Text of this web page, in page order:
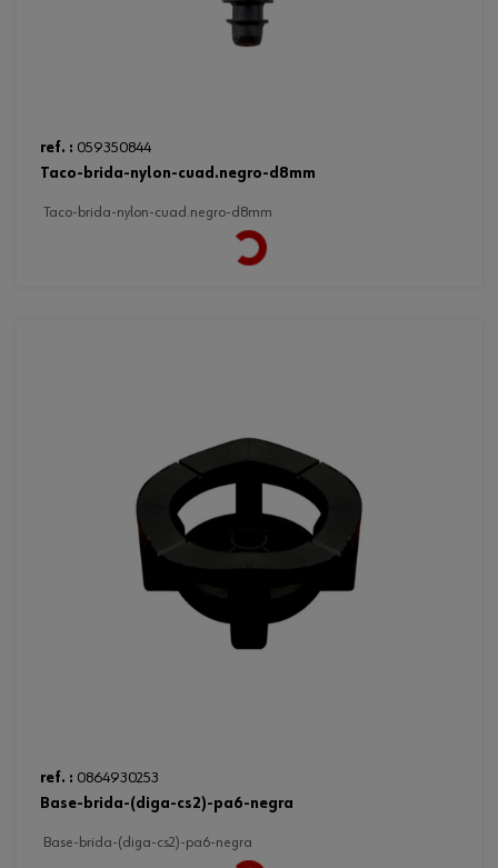
ref. : 059350844
taco-brida-nylon-cuad.negro-d8mm
taco-brida-nylon-cuad.negro-d8mm
Loading...
ref. : 0864930253
base-brida-(diga-cs2)-pa6-negra
base-brida-(diga-cs2)-pa6-negra